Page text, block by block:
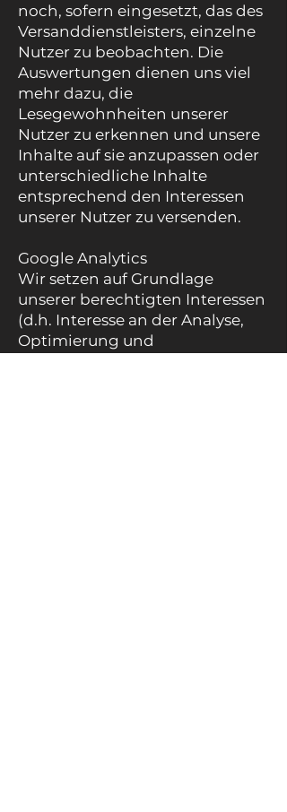
noch, sofern eingesetzt, das des
Versanddienstleisters, einzelne
Nutzer zu beobachten. Die
Auswertungen dienen uns viel
mehr dazu, die
Lesegewohnheiten unserer
Nutzer zu erkennen und unsere
Inhalte auf sie anzupassen oder
unterschiedliche Inhalte
entsprechend den Interessen
unserer Nutzer zu versenden.
Google Analytics
Wir setzen auf Grundlage
unserer berechtigten Interessen
(d.h. Interesse an der Analyse,
Optimierung und